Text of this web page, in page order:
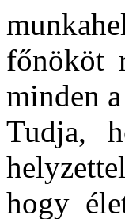
főnököt
minden
Tudja,
hogy